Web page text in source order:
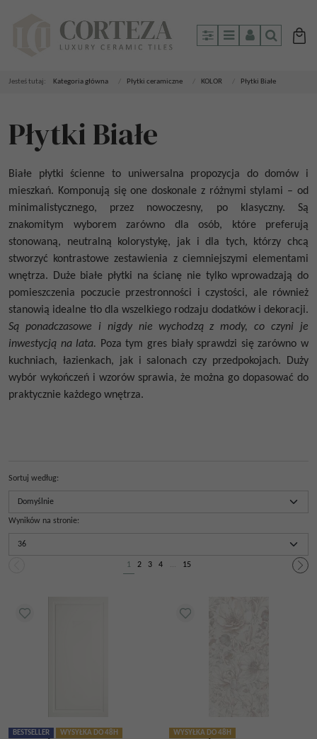
PanelMenuPanelSzukaj
Jesteś tutaj: Kategoria główna Płytki ceramiczne KOLOR Płytki Białe
Płytki Białe
Białe płytki ścienne to uniwersalna propozycja do domów i
mieszkań. Komponują się one doskonale z różnymi stylami – od
minimalistycznego, przez nowoczesny, po klasyczny. Są
znakomitym wyborem zarówno dla osób, które preferują
stonowaną, neutralną kolorystykę, jak i dla tych, którzy chcą
stworzyć kontrastowe zestawienia z ciemniejszymi elementami
wnętrza.
Duże białe płytki na ścianę nie tylko wprowadzają do
pomieszczenia poczucie przestronności i czystości, ale również
stanowią idealne tło dla wszelkiego rodzaju dodatków i dekoracji.
Są ponadczasowe i nigdy nie wychodzą z mody, co czyni je
inwestycją na lata. Poza tym gres biały sprawdzi się zarówno w
kuchniach, łazienkach, jak i salonach czy przedpokojach. Duży
wybór wykończeń i wzorów sprawia, że można go dopasować do
praktycznie każdego wnętrza.
Sortuj według:
Wyników na stronie:
1 2 3 4 ... 15
BESTSELLER WYSYŁKA DO 48H WYSYŁKA DO 48H